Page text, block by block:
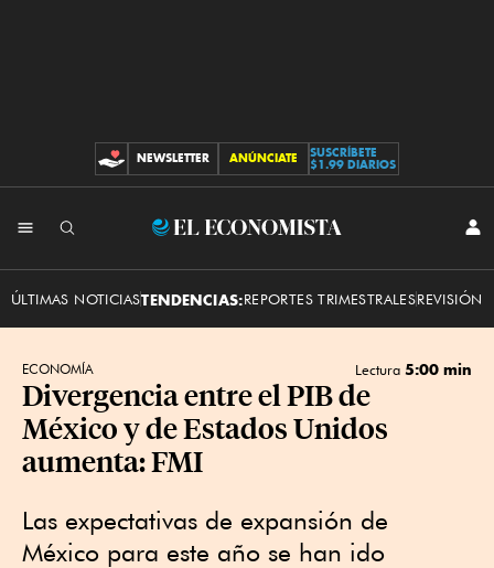
CONTRIBUCIONES
NEWSLETTER ANÚNCIATE
SUSCRÍBETE
$1.99 DIARIOS
El
ÚLTIMAS NOTICIASTENDENCIAS:REPORTES TRIMESTRALESREVISIÓN
ECONOMÍA Lectura 5:00 min
Divergencia entre el PIB de
México y de Estados Unidos
aumenta: FMI
Las expectativas de expansión de
México para este año se han ido